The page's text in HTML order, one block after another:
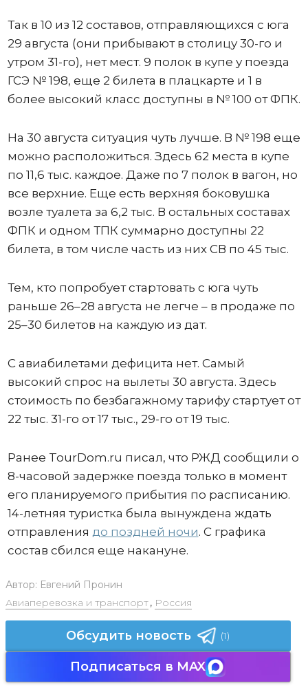
Так в 10 из 12 составов, отправляющихся с юга
29 августа (они прибывают в столицу 30-го и
утром 31-го), нет мест. 9 полок в купе у поезда
ГСЭ № 198, еще 2 билета в плацкарте и 1 в
более высокий класс доступны в № 100 от ФПК.
На 30 августа ситуация чуть лучше. В № 198 еще
можно расположиться. Здесь 62 места в купе
по 11,6 тыс. каждое. Даже по 7 полок в вагон, но
все верхние. Еще есть верхняя боковушка
возле туалета за 6,2 тыс. В остальных составах
ФПК и одном ТПК суммарно доступны 22
билета, в том числе часть из них СВ по 45 тыс.
Тем, кто попробует стартовать с юга чуть
раньше 26–28 августа не легче – в продаже по
25–30 билетов на каждую из дат.
С авиабилетами дефицита нет. Самый
высокий спрос на вылеты 30 августа. Здесь
стоимость по безбагажному тарифу стартует от
22 тыс. 31-го от 17 тыс., 29-го от 19 тыс.
Ранее TourDom.ru писал, что РЖД сообщили о
8-часовой задержке поезда только в момент
его планируемого прибытия по расписанию.
14-летняя туристка была вынуждена ждать
отправления до поздней ночи. С графика
состав сбился еще накануне.
Автор: Евгений Пронин
Авиаперевозка и транспорт, Россия
Обсудить новость (1)
Подписаться в MAX